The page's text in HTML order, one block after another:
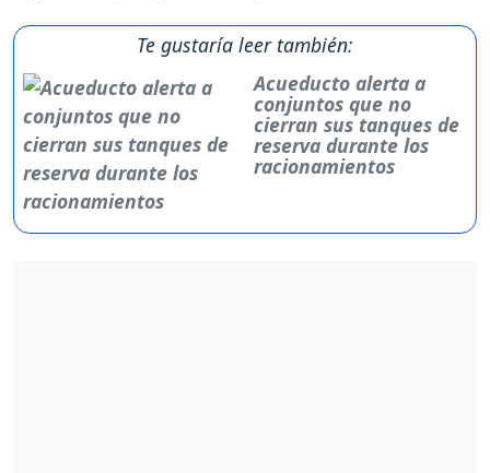
Te gustaría leer también:
Acueducto alerta a
conjuntos que no
cierran sus tanques de
reserva durante los
racionamientos